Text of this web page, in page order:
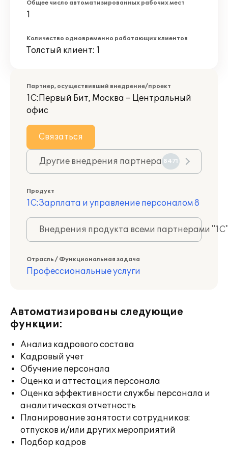
Общее число автоматизированных рабочих мест
1
Количество одновременно работающих клиентов
Толстый клиент: 1
Партнер, осуществивший внедрение/проект
1С:Первый Бит, Москва – Центральный
офис
Связаться
Другие внедрения партнера 8471
Продукт
1С:Зарплата и управление персоналом 8
Внедрения продукта всеми партнерами
Отрасль / Функциональная задача
Профессиональные услуги
Автоматизированы следующие
функции:
Анализ кадрового состава
Кадровый учет
Обучение персонала
Оценка и аттестация персонала
Оценка эффективности службы персонала и
аналитическая отчетность
Планирование занятости сотрудников:
отпусков и/или других мероприятий
Подбор кадров